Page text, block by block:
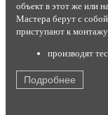
объект в этот же или
Мастера берут с
приступают к
производят
результатов
настраивают
Подробнее